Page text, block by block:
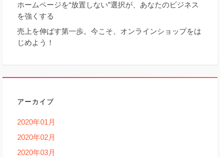
シ
ン
ホームページを“放置しない”選択が、あなたのビジネス
を強くする
売上を伸ばす第一歩。今こそ、オンラインショップをは
じめよう！
アーカイブ
2020年01月
2020年02月
2020年03月